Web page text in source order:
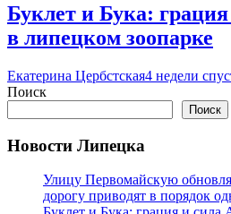
Буклет и Бука:
в липецком зоопарке
Екатерина Цербстская4 недели
Поиск
Поиск
Новости Липецка
Улицу Первомайскую
дорогу приводят в порядок